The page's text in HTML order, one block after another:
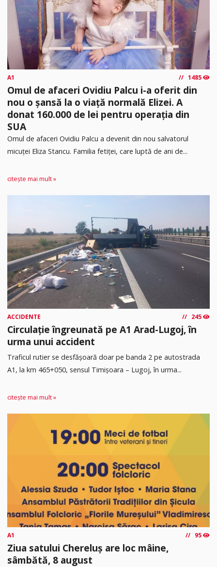
A1 1485
Omul de afaceri Ovidiu Palcu i-a oferit din
nou o șansă la o viață normală Elizei. A
donat 160.000 de lei pentru operația din
SUA
Omul de afaceri Ovidiu Palcu a devenit din nou salvatorul
micuței Eliza Stancu. Familia fetiței, care luptă de ani de...
citește mai mult »
ACCIDENTE 245
Circulație îngreunată pe A1 Arad-Lugoj, în
urma unui accident
Traficul rutier se desfășoară doar pe banda 2 pe autostrada
A1, la km 465+050, sensul Timişoara – Lugoj, în urma...
citește mai mult »
A1 95
Ziua satului Chereluș are loc mâine,
sâmbătă, 8 august